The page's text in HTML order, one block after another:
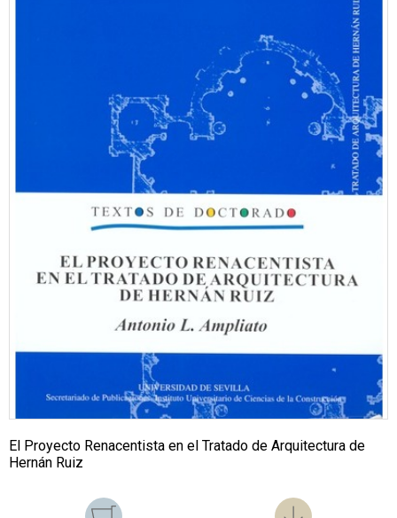
El Proyecto Renacentista en el Tratado de Arquitectura de
Hernán Ruiz